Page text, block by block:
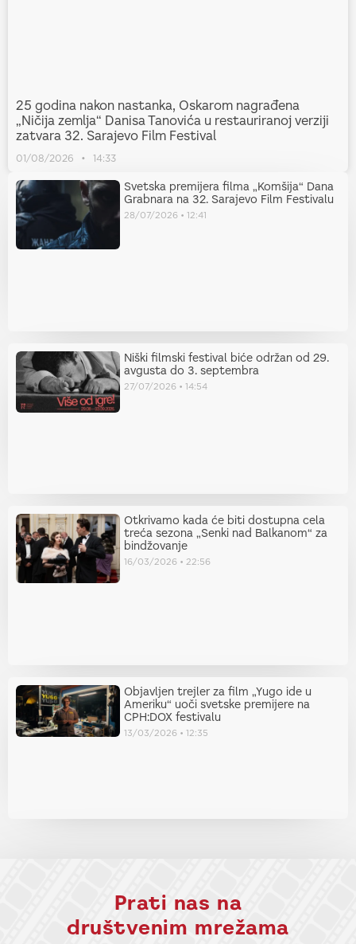
25 godina nakon nastanka, Oskarom nagrađena
„Ničija zemlja“ Danisa Tanovića u restauriranoj verziji
zatvara 32. Sarajevo Film Festival
01/08/2026 14:33
Svetska premijera filma „Komšija“ Dana
Grabnara na 32. Sarajevo Film Festivalu
28/07/2026 12:41
Niški filmski festival biće održan od 29.
avgusta do 3. septembra
27/07/2026 14:54
Otkrivamo kada će biti dostupna cela
treća sezona „Senki nad Balkanom“ za
bindžovanje
16/03/2026 22:56
Objavljen trejler za film „Yugo ide u
Ameriku“ uoči svetske premijere na
CPH:DOX festivalu
13/03/2026 12:35
Prati nas na
društvenim mrežama